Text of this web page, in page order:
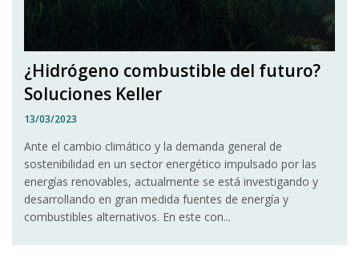
¿Hidrógeno combustible del futuro?
Soluciones Keller
13/03/2023
Ante el cambio climático y la demanda general de
sostenibilidad en un sector energético impulsado por las
energías renovables, actualmente se está investigando y
desarrollando en gran medida fuentes de energía y
combustibles alternativos. En este con...